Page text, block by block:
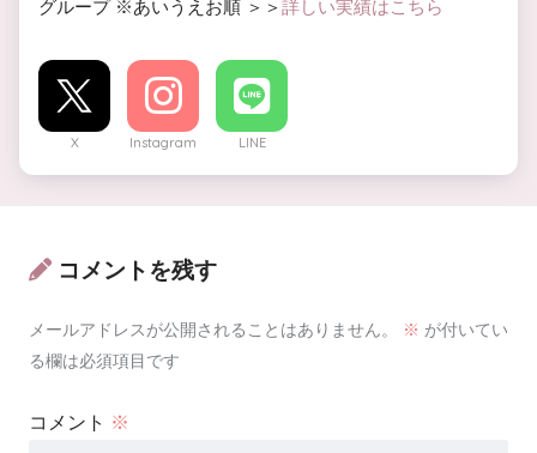
グループ ※あいうえお順 ＞＞ 詳しい実績はこちら
X Instagram LINE
コメントを残す
メールアドレスが公開されることはありません。 ※ が付いてい
る欄は必須項目です
コメント ※